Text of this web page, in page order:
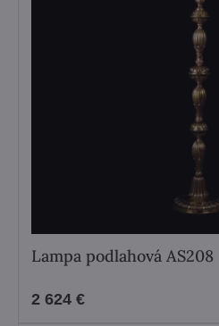
Lampa podlahová AS208
2 624 €